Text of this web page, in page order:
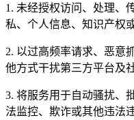
1. 未经授权访问、处理、
私、个人信息、知识产权
2. 以过高频率请求、恶意
他方式干扰第三方平台及
3. 将服务用于自动骚扰、
法监控、欺诈或其他违法